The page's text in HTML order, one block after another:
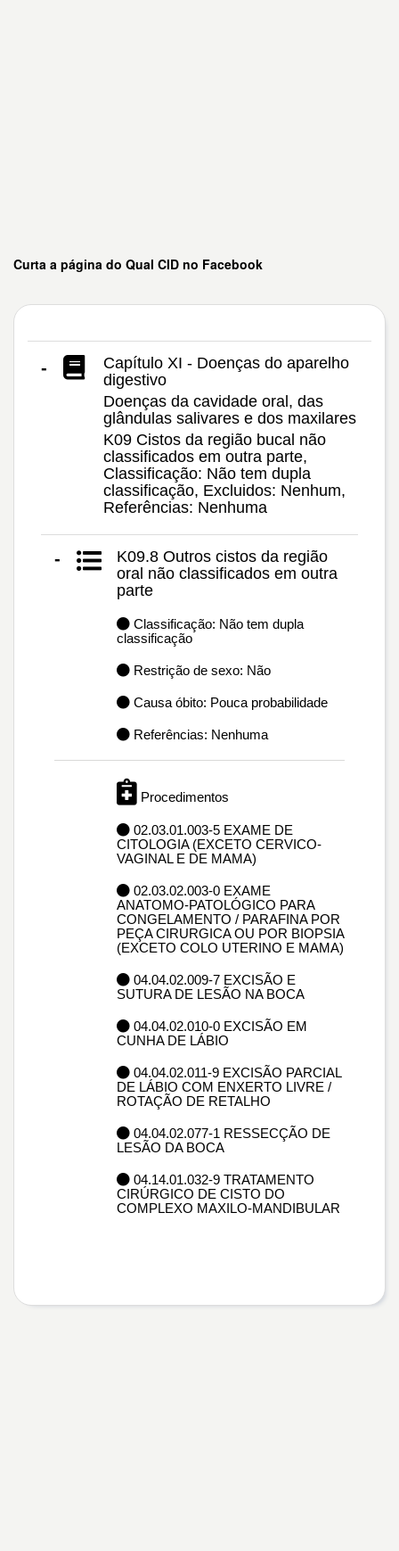
Curta a página do Qual CID no Facebook
-
Capítulo XI - Doenças do aparelho
digestivo
Doenças da cavidade oral, das
glândulas salivares e dos maxilares
K09 Cistos da região bucal não
classificados em outra parte,
Classificação: Não tem dupla
classificação, Excluidos: Nenhum,
Referências: Nenhuma
-
K09.8 Outros cistos da região
oral não classificados em outra
parte
Classificação: Não tem dupla
classificação
Restrição de sexo: Não
Causa óbito: Pouca probabilidade
Referências: Nenhuma
Procedimentos
02.03.01.003-5 EXAME DE
CITOLOGIA (EXCETO CERVICO-
VAGINAL E DE MAMA)
02.03.02.003-0 EXAME
ANATOMO-PATOLÓGICO PARA
CONGELAMENTO / PARAFINA POR
PEÇA CIRURGICA OU POR BIOPSIA
(EXCETO COLO UTERINO E MAMA)
04.04.02.009-7 EXCISÃO E
SUTURA DE LESÃO NA BOCA
04.04.02.010-0 EXCISÃO EM
CUNHA DE LÁBIO
04.04.02.011-9 EXCISÃO PARCIAL
DE LÁBIO COM ENXERTO LIVRE /
ROTAÇÃO DE RETALHO
04.04.02.077-1 RESSECÇÃO DE
LESÃO DA BOCA
04.14.01.032-9 TRATAMENTO
CIRÚRGICO DE CISTO DO
COMPLEXO MAXILO-MANDIBULAR